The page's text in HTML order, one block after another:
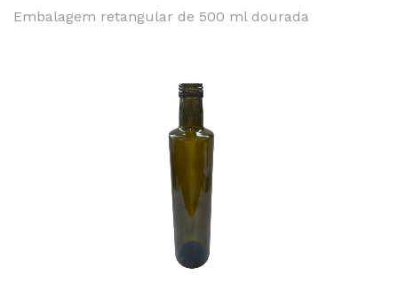
Embalagem retangular de 500 ml dourada